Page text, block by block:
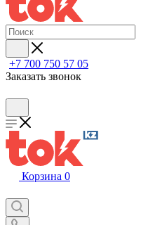
+7 700 750 57 05
Заказать звонок
Корзина 0